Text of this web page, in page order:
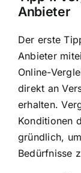
Anbieter
Der erste
Anbieter
Online-
direkt an
erhalten.
Konditionen
gründlich,
Bedürfnisse